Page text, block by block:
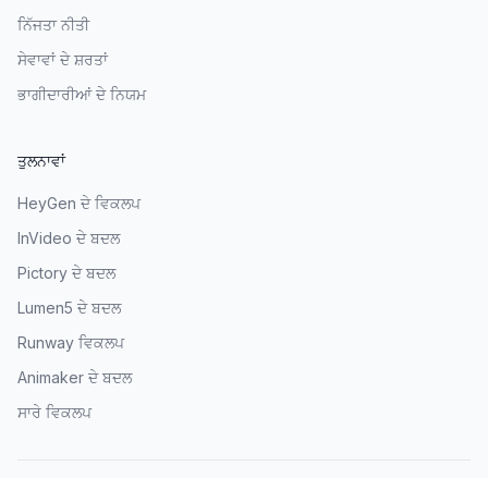
ਨਿੱਜਤਾ ਨੀਤੀ
ਸੇਵਾਵਾਂ ਦੇ ਸ਼ਰਤਾਂ
ਭਾਗੀਦਾਰੀਆਂ ਦੇ ਨਿਯਮ
ਤੁਲਨਾਵਾਂ
HeyGen ਦੇ ਵਿਕਲਪ
InVideo ਦੇ ਬਦਲ
Pictory ਦੇ ਬਦਲ
Lumen5 ਦੇ ਬਦਲ
Runway ਵਿਕਲਪ
Animaker ਦੇ ਬਦਲ
ਸਾਰੇ ਵਿਕਲਪ